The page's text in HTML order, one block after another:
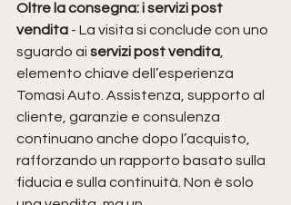
Oltre la consegna: i servizi post
vendita - La visita si conclude con uno
sguardo ai servizi post vendita,
elemento chiave dell’esperienza
Tomasi Auto. Assistenza, supporto al
cliente, garanzie e consulenza
continuano anche dopo l’acquisto,
rafforzando un rapporto basato sulla
fiducia e sulla continuità. Non è solo